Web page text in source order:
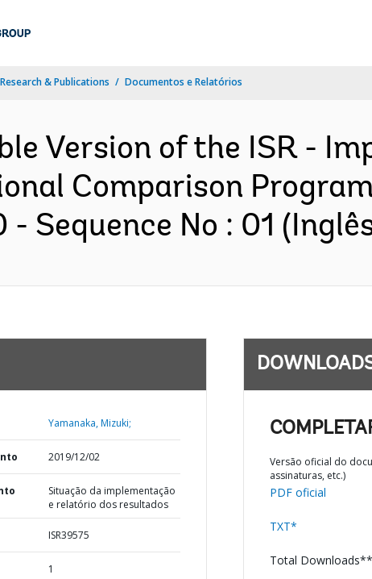
Research & Publications Documentos e Relatórios
Version of the ISR -
Comparison
- Sequence No : 01
Yamanaka, Mizuki;
2019/12/02
Situação da implementação
e relatório dos resultados
ISR39575
1
Versão oficial do
assinaturas, etc.)
PDF oficial
TXT*
Total